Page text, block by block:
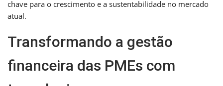
chave para o crescimento e a sustentabilidade no mercado
atual.
Transformando a gestão
financeira das PMEs com